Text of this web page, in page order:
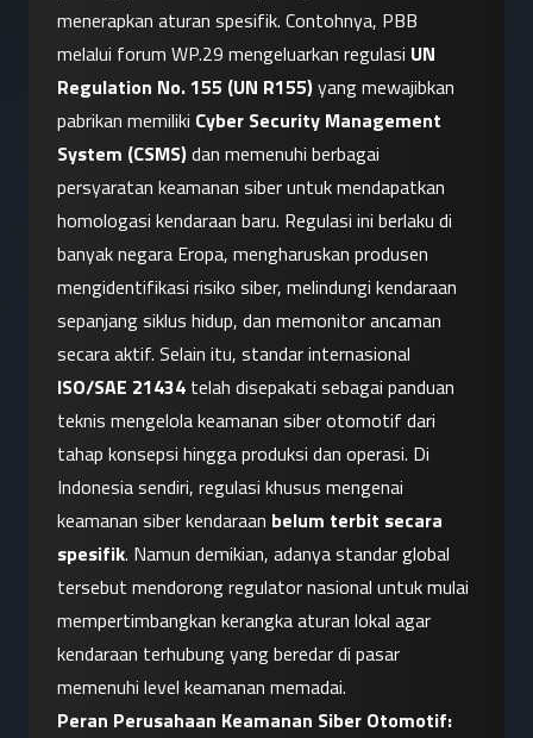
menerapkan aturan spesifik. Contohnya, PBB
melalui forum WP.29 mengeluarkan regulasi UN
Regulation No. 155 (UN R155) yang mewajibkan
pabrikan memiliki Cyber Security Management
System (CSMS) dan memenuhi berbagai
persyaratan keamanan siber untuk mendapatkan
homologasi kendaraan baru. Regulasi ini berlaku di
banyak negara Eropa, mengharuskan produsen
mengidentifikasi risiko siber, melindungi kendaraan
sepanjang siklus hidup, dan memonitor ancaman
ISO/SAE 21434 telah disepakati sebagai panduan
teknis mengelola keamanan siber otomotif dari
tahap konsepsi hingga produksi dan operasi. Di
Indonesia sendiri, regulasi khusus mengenai
keamanan siber kendaraan belum terbit secara
spesifik. Namun demikian, adanya standar global
tersebut mendorong regulator nasional untuk mulai
mempertimbangkan kerangka aturan lokal agar
kendaraan terhubung yang beredar di pasar
memenuhi level keamanan memadai.
Peran Perusahaan Keamanan Siber Otomotif: